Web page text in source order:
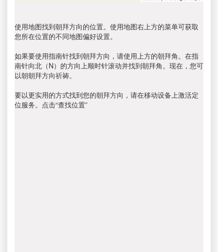
使用地图找到朝拜方向的位置。使用地图右上方的菜单可获取
您所在位置的不同地图偏好设置。
如果要使用指南针找到朝拜方向，请使用上方的朝拜角。在指
南针向北（N）的方向上顺时针滚动并找到朝拜角。现在，您可
以朝朝拜方向祈祷。
要以更实用的方式找到您的朝拜方向，请在移动设备上激活定
位服务。点击“查找位置”